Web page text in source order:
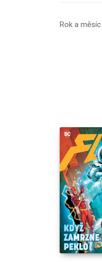
Rok a